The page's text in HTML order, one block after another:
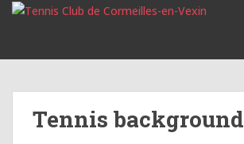
p
Tennis background